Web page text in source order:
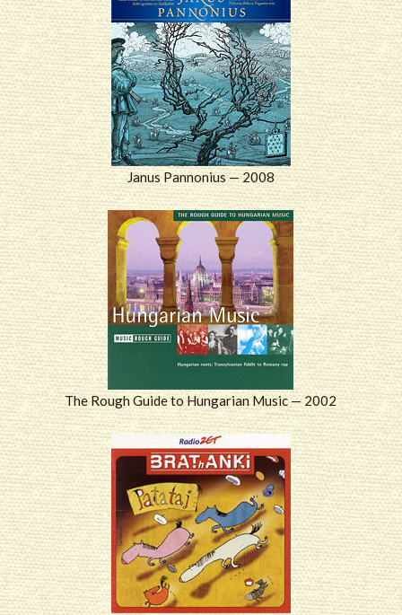
Janus Pannonius — 2008
The Rough Guide to Hungarian Music — 2002